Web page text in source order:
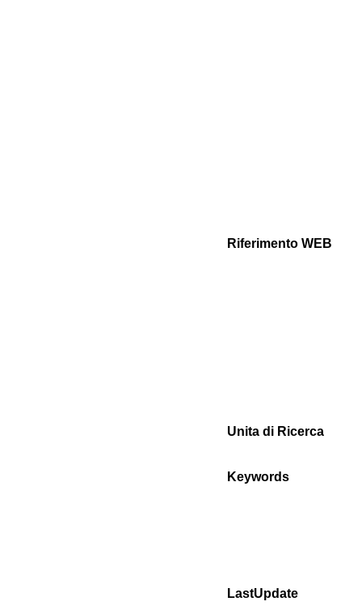
Riferimento WEB
Unita di Ricerca
Keywords
LastUpdate